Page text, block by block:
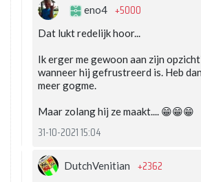
eno4 +5000
Dat lukt redelijk hoor...
Ik erger me gewoon aan zijn
wanneer hij gefrustreerd is. Heb
meer gogme.
Maar zolang hij ze maakt.... 😁😁😁
31-10-2021 15:04
DutchVenitian +2362